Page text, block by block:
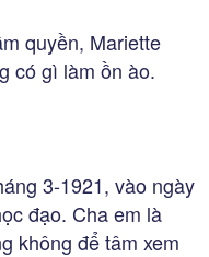
quyền, Mariette
có gì làm ồn ào.
3-1921, vào ngày
đạo. Cha em là
không để tâm xem